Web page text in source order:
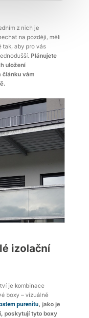
z nich je
na později, měli
tak, aby pro vás
Plánujete
uložení
článku vám
izolační
je kombinace
boxy – vizuálně
purenitu, jako je
poskytují tyto boxy